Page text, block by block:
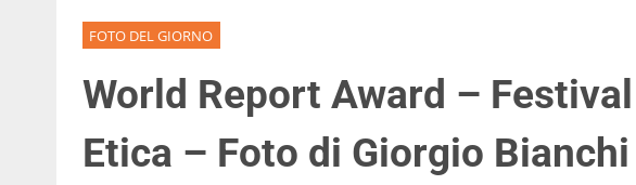
FOTO DEL GIORNO
World Report Award –
Etica – Foto di Giorgio Bianchi